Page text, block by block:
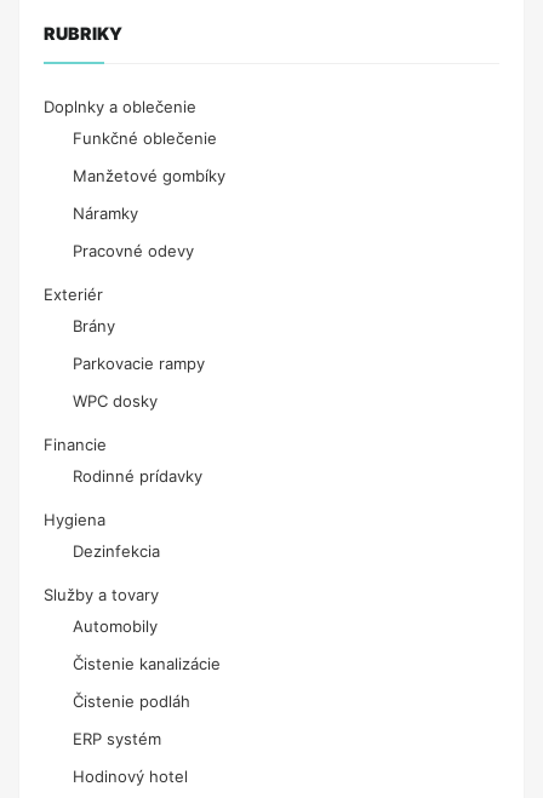
RUBRIKY
Doplnky a oblečenie
Funkčné oblečenie
Manžetové gombíky
Náramky
Pracovné odevy
Exteriér
Brány
Parkovacie rampy
WPC dosky
Financie
Rodinné prídavky
Hygiena
Dezinfekcia
Služby a tovary
Automobily
Čistenie kanalizácie
Čistenie podláh
ERP systém
Hodinový hotel